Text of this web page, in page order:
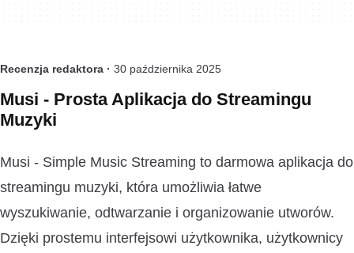
Recenzja redaktora · 30 października 2025
Musi - Prosta Aplikacja do Streamingu
Muzyki
Musi - Simple Music Streaming to darmowa aplikacja do
streamingu muzyki, która umożliwia łatwe
wyszukiwanie, odtwarzanie i organizowanie utworów.
Dzięki prostemu interfejsowi użytkownika, użytkownicy